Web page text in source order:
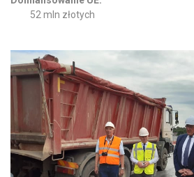
52 mln złotych